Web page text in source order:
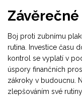
Boj proti zubnímu
rutina. Investice času
kontrol se vyplatí v
úspory finančních
zákroky v budoucnu.
zlepšováním své